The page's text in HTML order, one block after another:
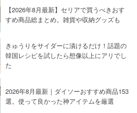
【2026年8月最新】セリアで買うべきおす
すめ商品総まとめ。雑貨や収納グッズも
きゅうりをサイダーに漬けるだけ！話題の
韓国レシピを試したら想像以上にアリでし
た
2026年8月最新｜ダイソーおすすめ商品153
選。使って良かった神アイテムを厳選